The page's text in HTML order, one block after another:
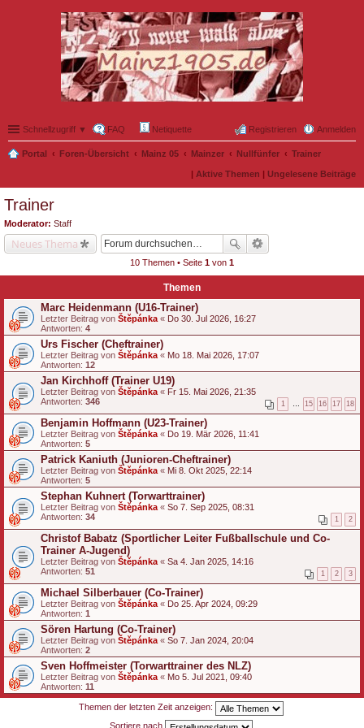
Schnellzugriff ▼ FAQ Netiquette Anmelden
Registrieren
Portal Foren-Übersicht Mainz 05 Mainzer Nullfünfer Trainer
| Aktive Themen | Ungelesene Beiträge
Trainer
Moderator: Staff
Neues Thema
10 Themen • Seite 1 von 1
Themen
Marc Heidenmann (U16-Trainer)
Letzter Beitrag von Štěpánka « Do 30. Jul 2026, 16:27
Antworten: 4
Urs Fischer (Cheftrainer)
Letzter Beitrag von Štěpánka « Mo 18. Mai 2026, 17:07
Antworten: 12
Jan Kirchhoff (Trainer U19)
Letzter Beitrag von Štěpánka « Fr 15. Mai 2026, 21:35
Antworten: 346 1 15 16 17 18
Benjamin Hoffmann (U23-Trainer)
Letzter Beitrag von Štěpánka « Do 19. Mär 2026, 11:41
Antworten: 5
Patrick Kaniuth (Junioren-Cheftrainer)
Letzter Beitrag von Štěpánka « Mi 8. Okt 2025, 22:14
Antworten: 5
Stephan Kuhnert (Torwarttrainer)
Letzter Beitrag von Štěpánka « So 7. Sep 2025, 08:31
Antworten: 34 1 2
Christof Babatz (Sportlicher Leiter Fußballschule und Co-
Trainer A-Jugend)
Letzter Beitrag von Štěpánka « Sa 4. Jan 2025, 14:16
Antworten: 51 1 2 3
Michael Silberbauer (Co-Trainer)
Letzter Beitrag von Štěpánka « Do 25. Apr 2024, 09:29
Antworten: 1
Sören Hartung (Co-Trainer)
Letzter Beitrag von Štěpánka « So 7. Jan 2024, 20:04
Antworten: 2
Sven Hoffmeister (Torwarttrainer des NLZ)
Letzter Beitrag von Štěpánka « Mo 5. Jul 2021, 09:40
Antworten: 11
Themen der letzten Zeit anzeigen:
Sortiere nach